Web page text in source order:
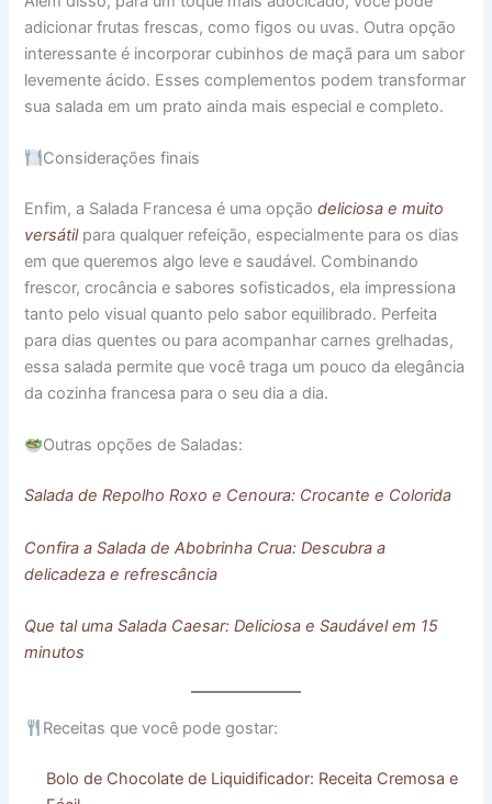
adicionar frutas frescas, como figos ou uvas. Outra opção
interessante é incorporar cubinhos de maçã para um sabor
levemente ácido. Esses complementos podem transformar
sua salada em um prato ainda mais especial e completo.
Considerações finais
Enfim, a Salada Francesa é uma opçãodeliciosa e muito
versátilpara qualquer refeição, especialmente para os dias
em que queremos algo leve e saudável. Combinando
frescor, crocância e sabores sofisticados, ela impressiona
tanto pelo visual quanto pelo sabor equilibrado. Perfeita
para dias quentes ou para acompanhar carnes grelhadas,
essa salada permite que você traga um pouco da elegância
da cozinha francesa para o seu dia a dia.
Outras opções de Saladas:
Salada de Repolho Roxo e Cenoura: Crocante e Colorida
Confira a Salada de Abobrinha Crua: Descubra a
delicadeza e refrescância
Que tal uma Salada Caesar: Deliciosa e Saudável em 15
minutos
Receitas que você pode gostar:
Bolo de Chocolate de Liquidificador: Receita Cremosa e